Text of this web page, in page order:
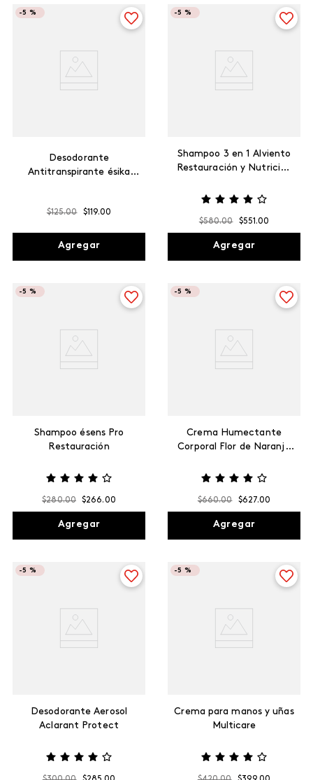
Desodorante
Antitranspirante ésika
-5 %
$125.00 $119.00
Agregar
Shampoo 3 en 1 Alviento
Restauración y Nutrición
-5 %
$580.00 $551 .00
Agregar
Shampoo ésens Pro
Restauración
-5 %
$280.00 $266.00
Agregar
Crema Humectante
Corporal Flor de Naranjo
-5 %
$660.00 $627.00
Agregar
Desodorante Aerosol
Aclarant Protect
-5 %
Crema para manos y uñas
Multicare
-5 %